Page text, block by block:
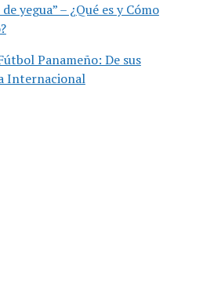
yegua” – ¿Qué es y Cómo
Panameño: De sus
Internacional